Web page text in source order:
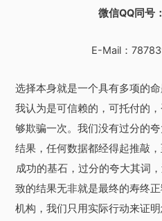
微信QQ同号
E-Mail：
选择本身就是一个具有多项的
我认为是可信赖的，可托付的
够欺骗一次。我们没有过分的
结果，任何数据都经得起推敲
成功的基石，过分的夸大其词
致的结果无非就是最终的寿终
机构，我们只用实际行动来证